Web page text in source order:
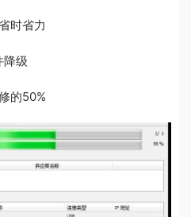
时省力
降级
的50%